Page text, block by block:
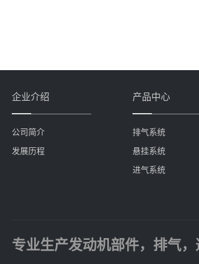
企业介绍
公司简介
发展历程
产品中心
排气系统
悬挂系统
进气系统
专业生产发动机部件，排气，